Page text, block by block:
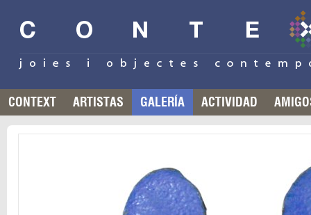
CONTEXT ARTISTAS GALERÍA ACTIVIDAD